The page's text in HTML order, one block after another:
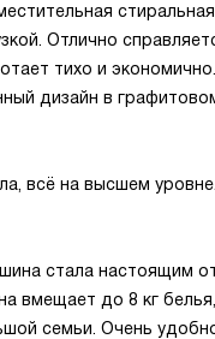
Отлично
тихо и
дизайн в
всё на высшем уровне.
стала настоящим
вмещает до 8 кг
семьи. Очень